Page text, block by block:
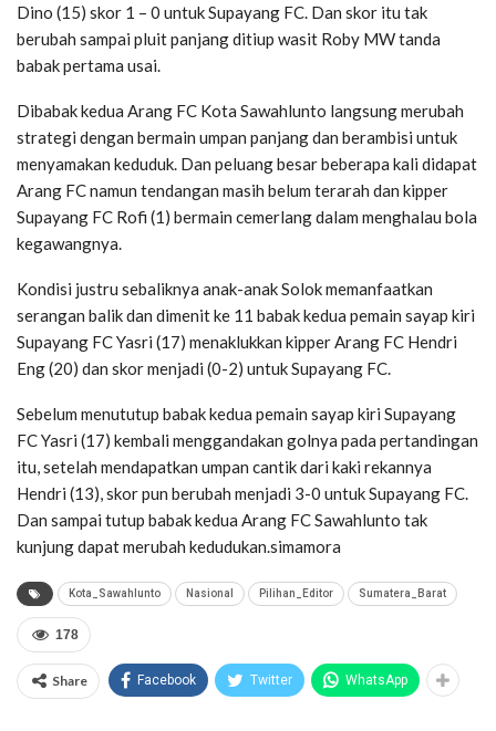
Dino (15) skor 1 – 0 untuk Supayang FC. Dan skor itu tak
berubah sampai pluit panjang ditiup wasit Roby MW tanda
babak pertama usai.
Dibabak kedua Arang FC Kota Sawahlunto langsung merubah
strategi dengan bermain umpan panjang dan berambisi untuk
menyamakan keduduk. Dan peluang besar beberapa kali didapat
Arang FC namun tendangan masih belum terarah dan kipper
Supayang FC Rofi (1) bermain cemerlang dalam menghalau bola
kegawangnya.
Kondisi justru sebaliknya anak-anak Solok memanfaatkan
serangan balik dan dimenit ke 11 babak kedua pemain sayap kiri
Supayang FC Yasri (17) menaklukkan kipper Arang FC Hendri
Eng (20) dan skor menjadi (0-2) untuk Supayang FC.
Sebelum menututup babak kedua pemain sayap kiri Supayang
FC Yasri (17) kembali menggandakan golnya pada pertandingan
itu, setelah mendapatkan umpan cantik dari kaki rekannya
Hendri (13), skor pun berubah menjadi 3-0 untuk Supayang FC.
Dan sampai tutup babak kedua Arang FC Sawahlunto tak
kunjung dapat merubah kedudukan.simamora
Kota_Sawahlunto Nasional Pilihan_Editor Sumatera_Barat
178
Share Facebook Twitter WhatsApp